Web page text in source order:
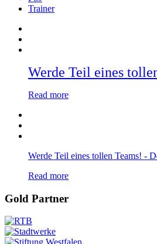
Trainer
Werde Teil eines
Read more
Werde Teil eines tollen Teams! -
Read more
Gold Partner